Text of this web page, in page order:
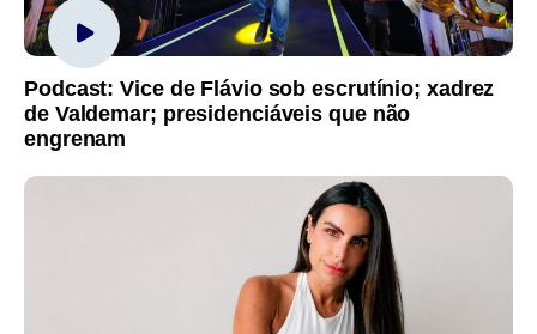
Podcast: Vice de Flávio sob escrutínio; xadrez
de Valdemar; presidenciáveis que não
engrenam